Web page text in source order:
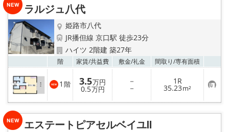
地域から探す
地図から探す
スタッフ紹介
スタッフ募集中
店舗情報·アクセス
ラルジュ八代
姫路市八代
JR播但線 京口駅 徒歩23分
ハイツ 2階建 築27年
階 家賃/共益費 敷金/礼金 間取り/専有面積
1 階 3.5万円
0.5万円
－
－
1R
35.23m² お
気
に
り
エステートピアセルベイユⅡ